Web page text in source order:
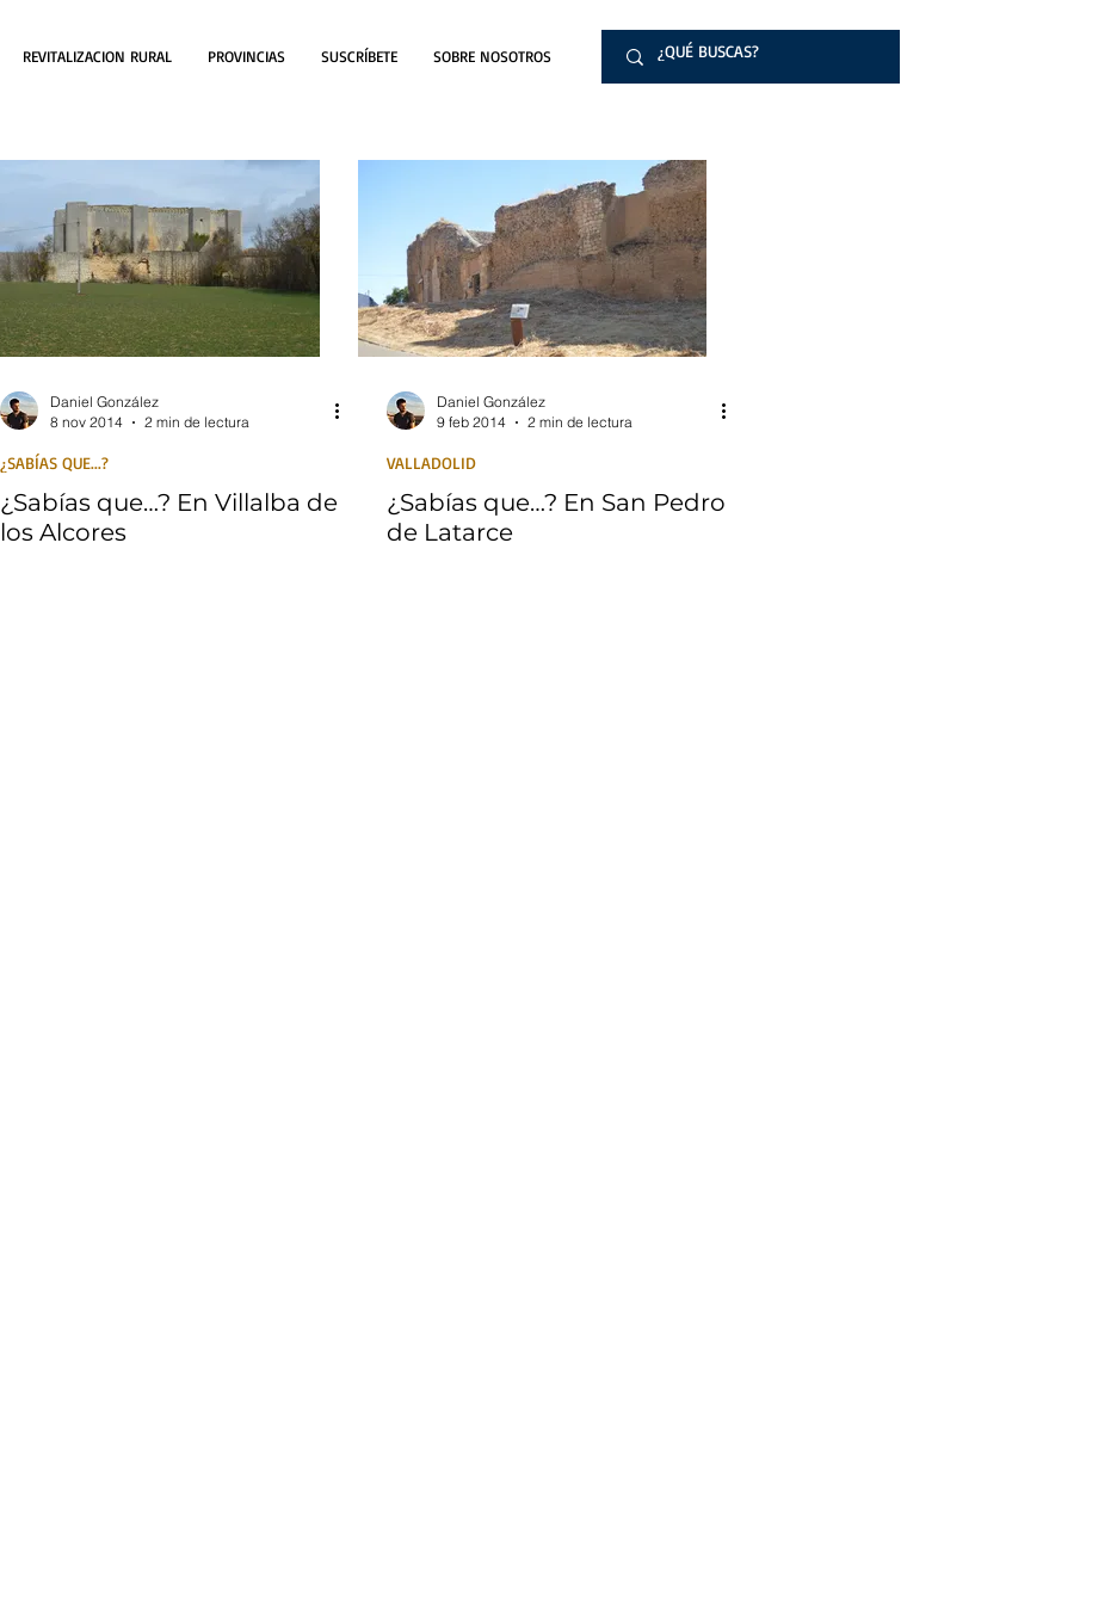
REVITALIZACION RURAL PROVINCIAS SUSCRÍBETE SOBRE NOSOTROS
Daniel González
8 nov 2014
2 min de lectura
¿SABÍAS QUE...?
¿Sabías que…? En Villalba de
los Alcores
Daniel González
9 feb 2014
2 min de lectura
VALLADOLID
¿Sabías que…? En San Pedro
de Latarce